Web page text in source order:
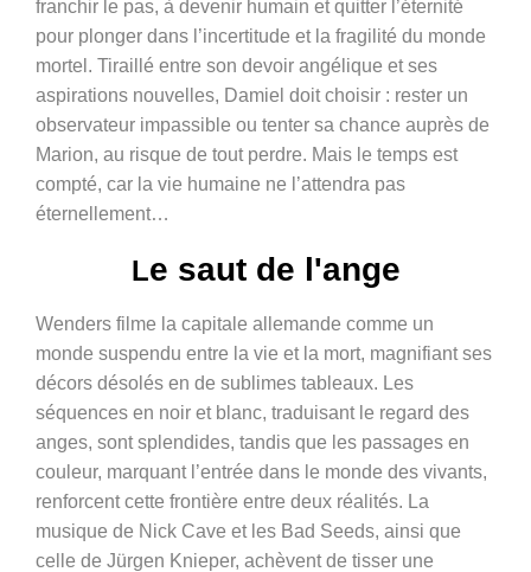
franchir le pas, à devenir humain et quitter l’éternité
pour plonger dans l’incertitude et la fragilité du monde
mortel. Tiraillé entre son devoir angélique et ses
aspirations nouvelles, Damiel doit choisir : rester un
observateur impassible ou tenter sa chance auprès de
Marion, au risque de tout perdre. Mais le temps est
compté, car la vie humaine ne l’attendra pas
éternellement…
Le saut de l'ange
Wenders filme la capitale allemande comme un
monde suspendu entre la vie et la mort, magnifiant ses
décors désolés en de sublimes tableaux. Les
séquences en noir et blanc, traduisant le regard des
anges, sont splendides, tandis que les passages en
couleur, marquant l’entrée dans le monde des vivants,
renforcent cette frontière entre deux réalités. La
musique de Nick Cave et les Bad Seeds, ainsi que
celle de Jürgen Knieper, achèvent de tisser une